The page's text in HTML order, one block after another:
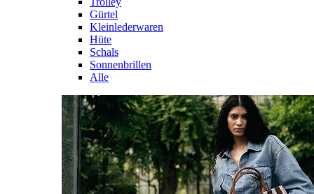
Gürtel
Kleinlederwaren
Hüte
Schals
Sonnenbrillen
Alle